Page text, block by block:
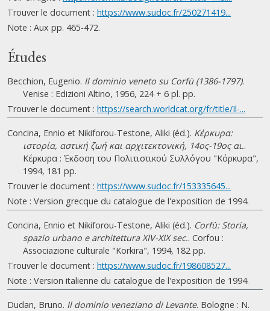
Trouver le document : https://www.sudoc.fr/250271419...
Note : Aux pp. 465-472.
Études
Becchion, Eugenio. Il dominio veneto su Corfù (1386-1797).
Venise : Edizioni Altino, 1956, 224 + 6 pl. pp.
Trouver le document : https://search.worldcat.org/fr/title/Il-...
Concina, Ennio et Nikiforou-Testone, Aliki (éd.). Κέρκυρα:
ιστορία, αστική ζωή και αρχιτεκτονική, 14ος-19ος αι..
Κέρκυρα : Έκδοση του Πολιτιστικού Συλλόγου "Κόρκυρα",
1994, 181 pp.
Trouver le document : https://www.sudoc.fr/153335645...
Note : Version grecque du catalogue de l'exposition de 1994.
Concina, Ennio et Nikiforou-Testone, Aliki (éd.). Corfù: Storia,
spazio urbano e architettura XIV-XIX sec.. Corfou :
Associazione culturale "Korkira", 1994, 182 pp.
Trouver le document : https://www.sudoc.fr/198608527...
Note : Version italienne du catalogue de l'exposition de 1994.
Dudan, Bruno. Il dominio veneziano di Levante. Bologne : N.